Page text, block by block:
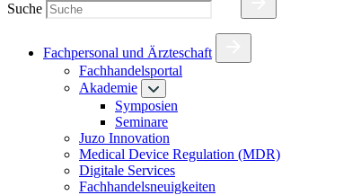
Suche
Fachpersonal und Ärzteschaft
Fachhandelsportal
Akademie
Symposien
Seminare
Juzo Innovation
Medical Device Regulation (MDR)
Digitale Services
Fachhandelsneuigkeiten